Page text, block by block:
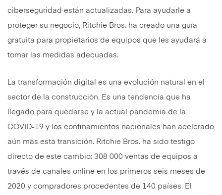
ciberseguridad están actualizadas. Para ayudarle a
proteger su negocio, Ritchie Bros. ha creado una guía
gratuita para propietarios de equipos que les ayudará a
tomar las medidas adecuadas.
La transformación digital es una evolución natural en el
sector de la construcción. Es una tendencia que ha
llegado para quedarse y la actual pandemia de la
COVID-19 y los confinamientos nacionales han acelerado
aún más esta transición. Ritchie Bros. ha sido testigo
directo de este cambio: 308 000 ventas de equipos a
través de canales online en los primeros seis meses de
2020 y compradores procedentes de 140 países. El